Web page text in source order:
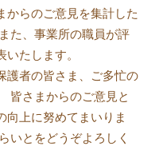
からのご意見を集計した
た、事業所の職員が評
たします。
護者の皆さま、ご多忙の
皆さまからのご意見と
向上に努めてまいりま
いとをどうぞよろしく